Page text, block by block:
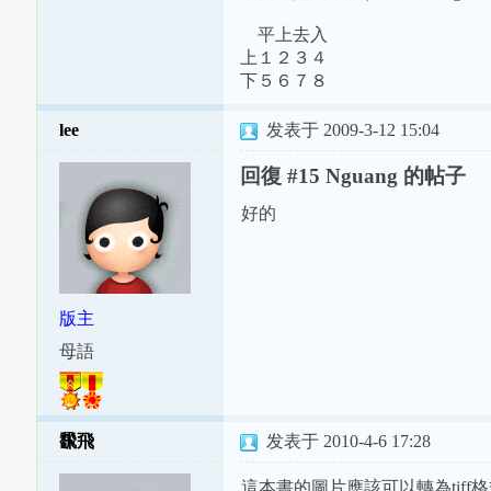
平上去入
上１２３４
下５６７８
lee
版主
母語
发表于 2009-3-12 15:04
回復 #15 Nguang 的帖子
好的
飜飛 发表于 2010-4-6 17:28
這本書的圖片應該可以轉為tiff格